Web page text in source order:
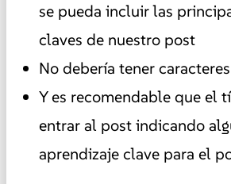
se pueda incluir las
claves de nuestro post
No debería tener
Y es recomendable que el
entrar al post indicando
aprendizaje clave para el